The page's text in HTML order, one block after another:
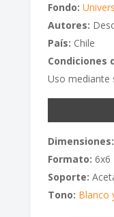
Fondo:
Autores:
País: Chile
Condiciones
Uso mediante
Dimensiones:
Formato: 6x6
Soporte:
Tono: Blanco